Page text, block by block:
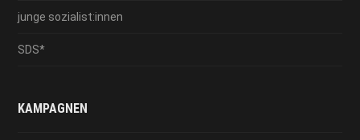
junge sozialist:innen
SDS*
KAMPAGNEN